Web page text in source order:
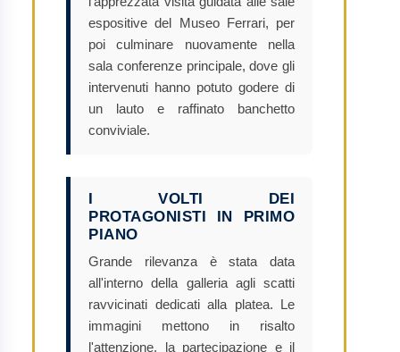
espositive del Museo Ferrari, per
poi culminare nuovamente nella
sala conferenze principale, dove gli
intervenuti hanno potuto godere di
un lauto e raffinato banchetto
conviviale.
I VOLTI DEI
PROTAGONISTI IN PRIMO
PIANO
Grande rilevanza è stata data
all'interno della galleria agli scatti
ravvicinati dedicati alla platea. Le
immagini mettono in risalto
l'attenzione, la partecipazione e il